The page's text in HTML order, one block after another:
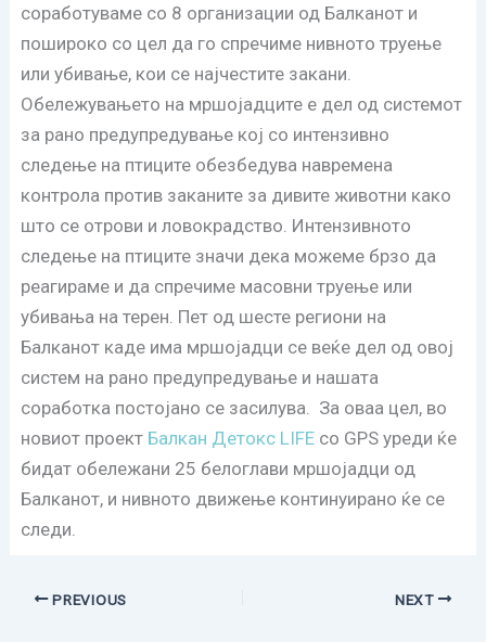
соработуваме со 8 организации од Балканот и
пошироко со цел да го спречиме нивното труење
или убивање, кои се најчестите закани.
Обележувањето на мршојадците е дел од системот
за рано предупредување кој со интензивно
следење на птиците обезбедува навремена
контрола против заканите за дивите животни како
што се отрови и ловокрадство. Интензивното
следење на птиците значи дека можеме брзо да
реагираме и да спречиме масовни труење или
убивања на терен. Пет од шесте региони на
Балканот каде има мршојадци се веќе дел од овој
систем на рано предупредување и нашата
соработка постојано се засилува. За оваа цел, во
новиот проект Балкан Детокс LIFE со GPS уреди ќе
бидат обележани 25 белоглави мршојадци од
Балканот, и нивното движење континуирано ќе се
следи.
PREVIOUS NEXT